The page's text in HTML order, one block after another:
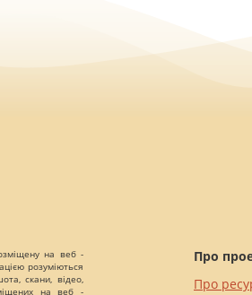
на веб -
розуміються
скани, відео,
на веб -
Про
Про